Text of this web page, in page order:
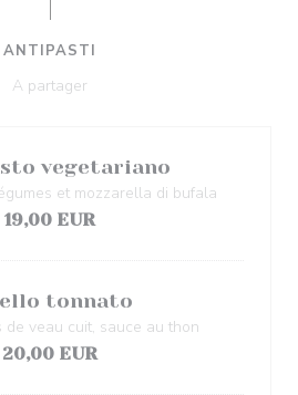
ANTIPASTI
A partager
vegetariano
et mozzarella di bufala
19,00 EUR
tonnato
de veau cuit, sauce au thon
20,00 EUR